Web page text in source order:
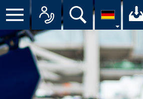
Suche